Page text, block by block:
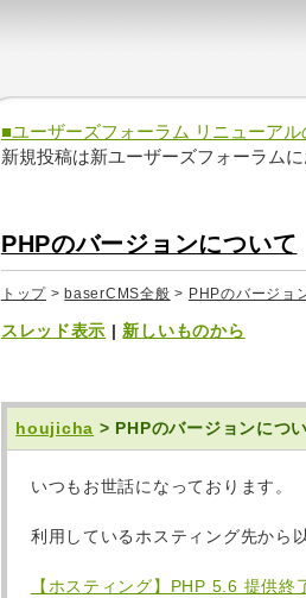
■ユーザーズフォーラム リニューア
新規投稿は新ユーザーズフォーラムに
PHPのバージョンについて
トップ > baserCMS全般 > PHPのバージョ
スレッド表示 |新しいものから
houjicha > PHPのバージョンにつ
いつもお世話になっております。
利用しているホスティング先から
【ホスティング】PHP 5.6 提供終